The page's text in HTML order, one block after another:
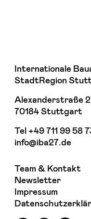
Internationale
StadtRegion
Alexanderstraße
70184 Stuttgart
Tel +49 711 99 58
info@iba27.de
Team & Kontakt
Newsletter
Impressum